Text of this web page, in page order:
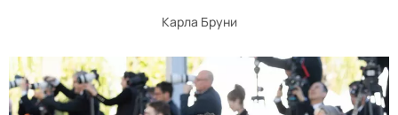
Карла Бруни